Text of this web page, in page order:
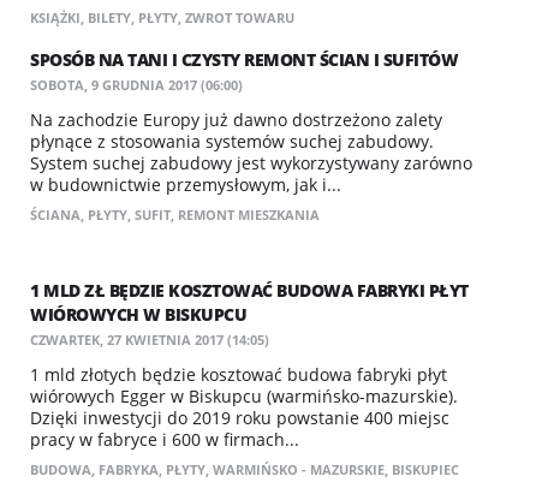
KSIĄŻKI, BILETY, PŁYTY, ZWROT TOWARU
SPOSÓB NA TANI I CZYSTY REMONT ŚCIAN I SUFITÓW
SOBOTA, 9 GRUDNIA 2017 (06:00)
Na zachodzie Europy już dawno dostrzeżono zalety
płynące z stosowania systemów suchej zabudowy.
System suchej zabudowy jest wykorzystywany zarówno
w budownictwie przemysłowym, jak i...
ŚCIANA, PŁYTY, SUFIT, REMONT MIESZKANIA
1 MLD ZŁ BĘDZIE KOSZTOWAĆ BUDOWA FABRYKI PŁYT
WIÓROWYCH W BISKUPCU
CZWARTEK, 27 KWIETNIA 2017 (14:05)
1 mld złotych będzie kosztować budowa fabryki płyt
wiórowych Egger w Biskupcu (warmińsko-mazurskie).
Dzięki inwestycji do 2019 roku powstanie 400 miejsc
pracy w fabryce i 600 w firmach...
BUDOWA, FABRYKA, PŁYTY, WARMIŃSKO - MAZURSKIE, BISKUPIEC